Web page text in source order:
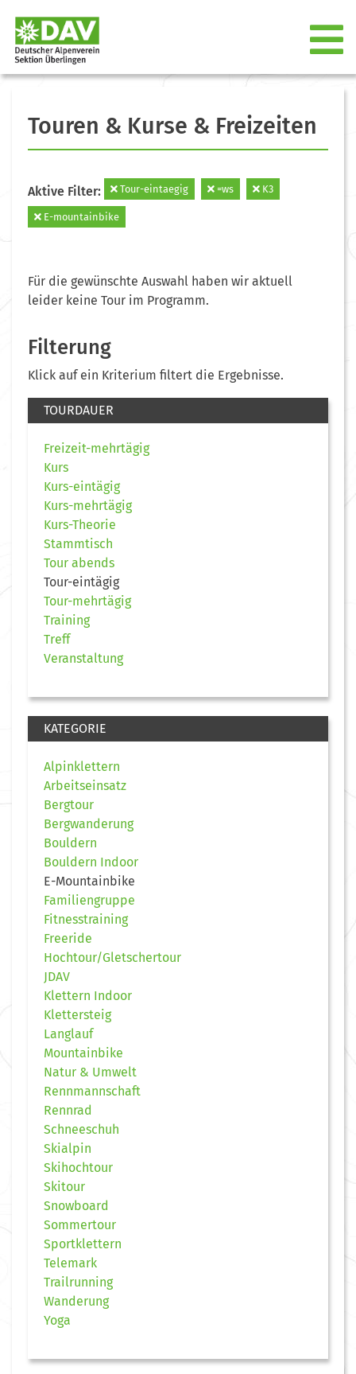
Touren & Kurse & Freizeiten
Aktive Filter: Tour-eintaegig =ws K3
E-mountainbike
Für die gewünschte Auswahl haben wir aktuell
leider keine Tour im Programm.
Filterung
Klick auf ein Kriterium filtert die Ergebnisse.
TOURDAUER
Freizeit-mehrtägig
Kurs
Kurs-eintägig
Kurs-mehrtägig
Kurs-Theorie
Stammtisch
Tour abends
Tour-eintägig
Tour-mehrtägig
Training
Treff
Veranstaltung
KATEGORIE
Alpinklettern
Arbeitseinsatz
Bergtour
Bergwanderung
Bouldern
Bouldern Indoor
E-Mountainbike
Familiengruppe
Fitnesstraining
Freeride
Hochtour/Gletschertour
JDAV
Klettern Indoor
Klettersteig
Langlauf
Mountainbike
Natur & Umwelt
Rennmannschaft
Rennrad
Schneeschuh
Skialpin
Skihochtour
Skitour
Snowboard
Sommertour
Sportklettern
Telemark
Trailrunning
Wanderung
Yoga